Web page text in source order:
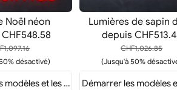
Noël néon
CHF548.58
désactivé)
modèles et les devis
depuis
CHF1,026.85
(Jusqu'à 50%
Démarrer les modèles